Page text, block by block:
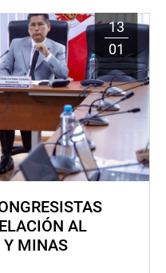
13
01
AL
Y MINAS